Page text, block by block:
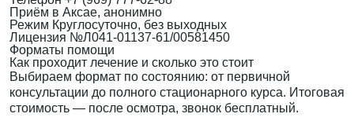
Приём в Аксае, анонимно
Режим Круглосуточно, без выходных
Лицензия №Л041-01137-61/00581450
Форматы помощи
Как проходит лечение и сколько это стоит
Выбираем формат по состоянию: от первичной
консультации до полного стационарного курса. Итоговая
стоимость — после осмотра, звонок бесплатный.